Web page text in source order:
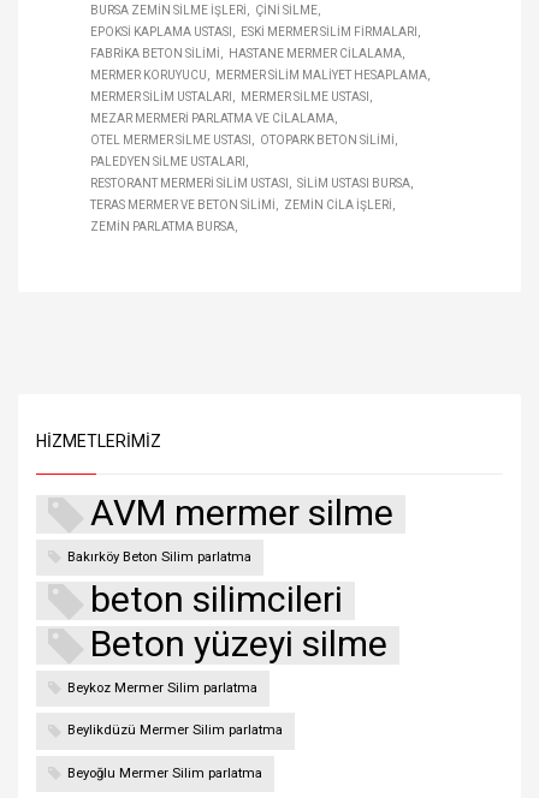
BURSA ZEMIN SILME IŞLERI
ÇINI SILME
EPOKSI KAPLAMA USTASI
ESKI MERMER SILIM FIRMALARI
FABRIKA BETON SILIMI
HASTANE MERMER CILALAMA
MERMER KORUYUCU
MERMER SILIM MALIYET HESAPLAMA
MERMER SILIM USTALARI
MERMER SILME USTASI
MEZAR MERMERI PARLATMA VE CILALAMA
OTEL MERMER SILME USTASI
OTOPARK BETON SILIMI
PALEDYEN SILME USTALARI
RESTORANT MERMERI SILIM USTASI
SILIM USTASI BURSA
TERAS MERMER VE BETON SILIMI
ZEMIN CILA IŞLERI
ZEMIN PARLATMA BURSA
HIZMETLERIMIZ
AVM mermer silme
Bakırköy Beton Silim parlatma
beton silimcileri
Beton yüzeyi silme
Beykoz Mermer Silim parlatma
Beylikdüzü Mermer Silim parlatma
Beyoğlu Mermer Silim parlatma